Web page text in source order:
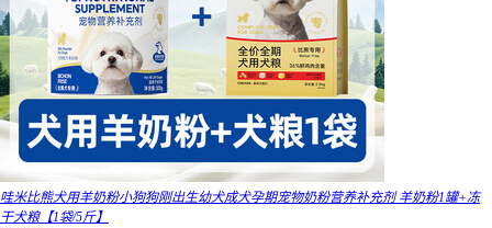
哇米比熊犬用羊奶粉小狗狗刚出生幼犬成犬孕期宠物奶粉营养补充剂 羊奶粉1罐+冻
干犬粮【1袋/5斤】